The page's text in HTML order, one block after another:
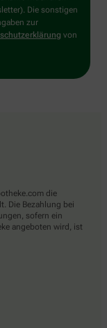
Die sonstigen
zur
von
die
Die Bezahlung bei
sofern ein
angeboten wird, ist